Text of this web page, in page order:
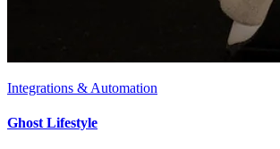
Integrations & Automation
Ghost Lifestyle